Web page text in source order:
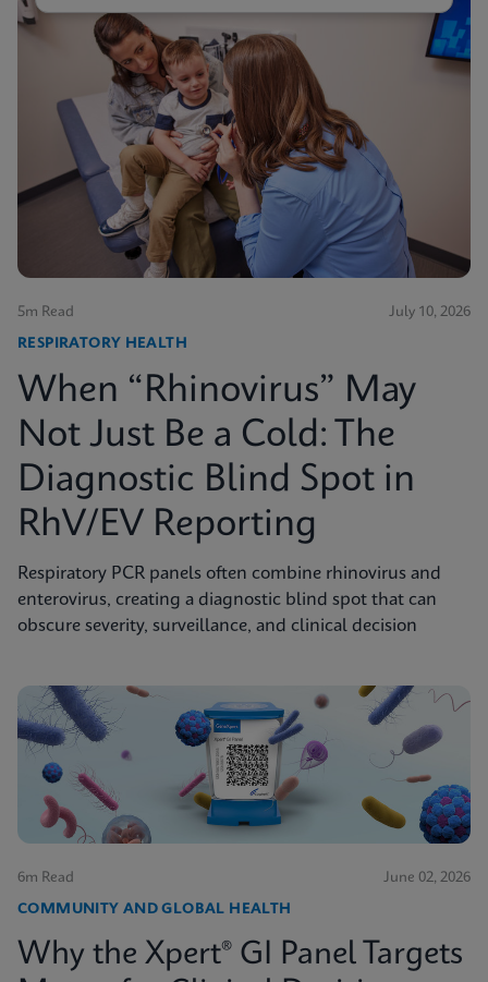
5m Read July 10, 2026
RESPIRATORY HEALTH
When “Rhinovirus” May
Not Just Be a Cold: The
Diagnostic Blind Spot in
RhV/EV Reporting
Respiratory PCR panels often combine rhinovirus and
enterovirus, creating a diagnostic blind spot that can
obscure severity, surveillance, and clinical decision
6m Read June 02, 2026
COMMUNITY AND GLOBAL HEALTH
Why the Xpert® GI Panel Targets